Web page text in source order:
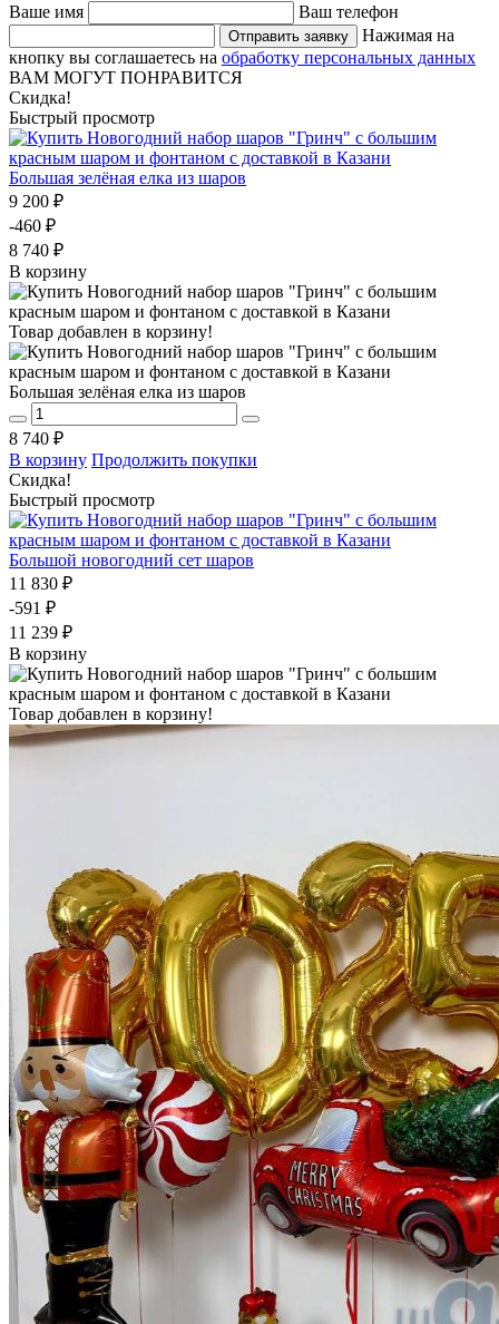
Ваше имя Ваш телефон
Отправить заявку
Нажимая на
кнопку вы соглашаетесь на обработку персональных данных
ВАМ МОГУТ ПОНРАВИТСЯ
Скидка!
Быстрый просмотр
Большая зелёная елка из шаров
9 200 ₽
-460 ₽
8 740 ₽
В корзину
Товар добавлен в корзину!
Большая зелёная елка из шаров
8 740 ₽
В корзину Продолжить покупки
Скидка!
Быстрый просмотр
Большой новогодний сет шаров
11 830 ₽
-591 ₽
11 239 ₽
В корзину
Товар добавлен в корзину!